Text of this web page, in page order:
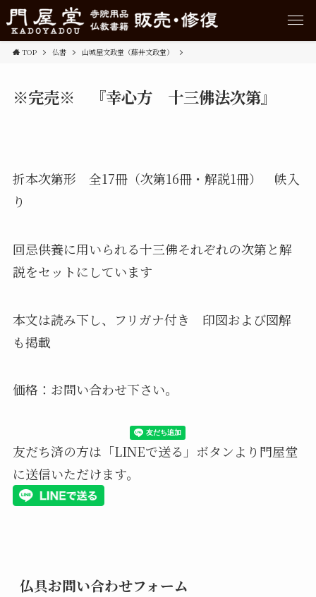
TOP 仏書 山城屋文政堂（藤井文政堂）
※完売※ 『幸心方 十三佛法次第』
折本次第形 全17冊（次第16冊・解説1冊） 帙入
り
回忌供養に用いられる十三佛それぞれの次第と解
説をセットにしています
本文は読み下し、フリガナ付き 印図および図解
も掲載
価格：お問い合わせ下さい。
友だち済の方は「LINEで送る」ボタンより門屋堂
に送信いただけます。
仏具お問い合わせフォーム